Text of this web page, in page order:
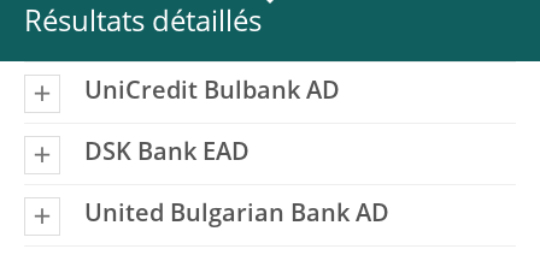
Résultats détaillés
UniCredit Bulbank AD
DSK Bank EAD
United Bulgarian Bank AD